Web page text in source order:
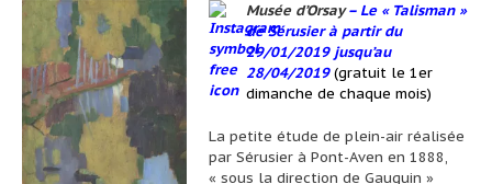
Musée d’Orsay– Le « Talisman »
de Sérusier à partir du
29/01/2019 jusqu’au
28/04/2019 (gratuit le 1er
dimanche de chaque mois)
La petite étude de plein-air réalisée
par Sérusier à Pont-Aven en 1888,
« sous la direction de Gauguin »